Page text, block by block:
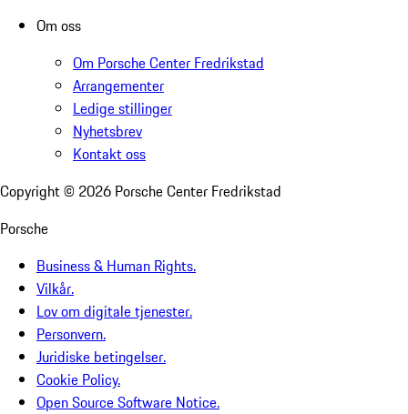
Om oss
Om Porsche Center Fredrikstad
Arrangementer
Ledige stillinger
Nyhetsbrev
Kontakt oss
Copyright © 2026 Porsche Center Fredrikstad
Porsche
Business & Human Rights.
Vilkår.
Lov om digitale tjenester.
Personvern.
Juridiske betingelser.
Cookie Policy.
Open Source Software Notice.